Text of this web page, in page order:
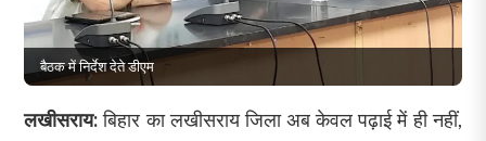
बैठक में निर्देश देते डीएम
लखीसराय:बिहार का लखीसराय जिला अब केवल पढ़ाई में ही नहीं,